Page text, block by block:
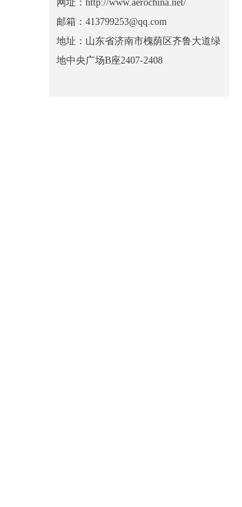
网址：http://www.aerochina.net/
邮箱：413799253@qq.com
地址：山东省济南市槐荫区齐鲁大道绿
地中央广场B座2407-2408